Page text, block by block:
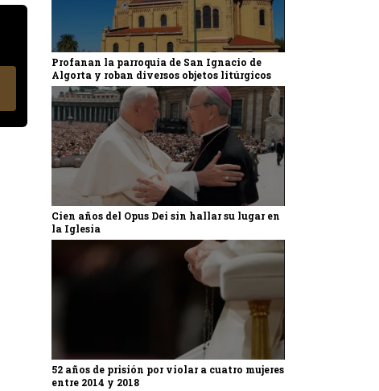
Profanan la parroquia de San Ignacio de
Algorta y roban diversos objetos litúrgicos
Cien años del Opus Dei sin hallar su lugar en
la Iglesia
52 años de prisión por violar a cuatro mujeres
entre 2014 y 2018